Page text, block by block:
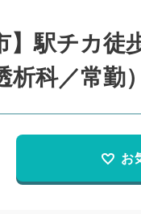
】駅チカ
科／常勤）
お